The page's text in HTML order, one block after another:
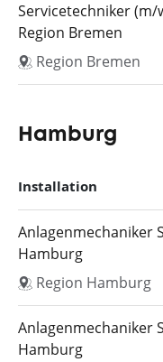
Servicetechniker
Region Bremen
Region Bremen
Hamburg
Installation
Anlagenmechaniker
Hamburg
Region Hamburg
Anlagenmechaniker
Hamburg